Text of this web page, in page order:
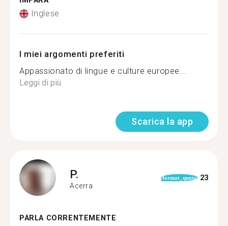
Inglese
I miei argomenti preferiti
Appassionato di lingue e culture europee...
Leggi di più
Scarica la app
P.
Acerra
format_quote 23
PARLA CORRENTEMENTE